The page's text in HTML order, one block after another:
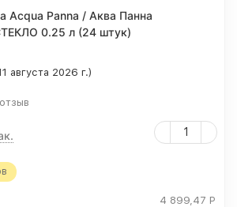
Acqua Panna / Аква Панна
0.25 л (24 штук)
августа 2026 г.)
4 899,47 Р